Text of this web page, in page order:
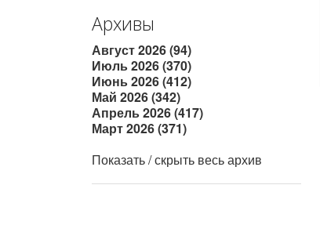
Архивы
Август 2026 (94)
Июль 2026 (370)
Июнь 2026 (412)
Май 2026 (342)
Апрель 2026 (417)
Март 2026 (371)
Показать / скрыть весь архив